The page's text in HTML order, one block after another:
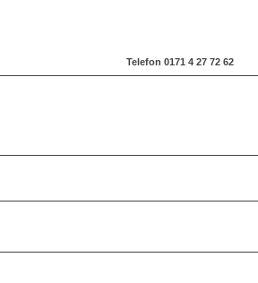
Telefon 0171 4 27 72 62